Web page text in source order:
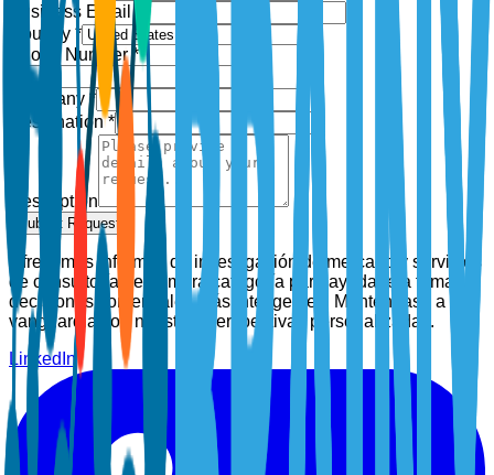
Business Email *
Country *
Phone Number *
Company *
Designation *
Description
Submit Request
Ofrecemos informes de investigación de mercado y servicios
de consultoría de primera categoría para ayudarle a tomar
decisiones comerciales más inteligentes. Manténgase a la
vanguardia con nuestras perspectivas personalizadas.
LinkedIn